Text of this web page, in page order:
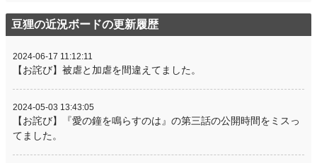
豆狸の近況ボードの更新履歴
2024-06-17 11:12:11
【お詫び】被虐と加虐を間違えてました。
2024-05-03 13:43:05
【お詫び】『愛の鐘を鳴らすのは』の第三話の公開時間をミスっ
てました。